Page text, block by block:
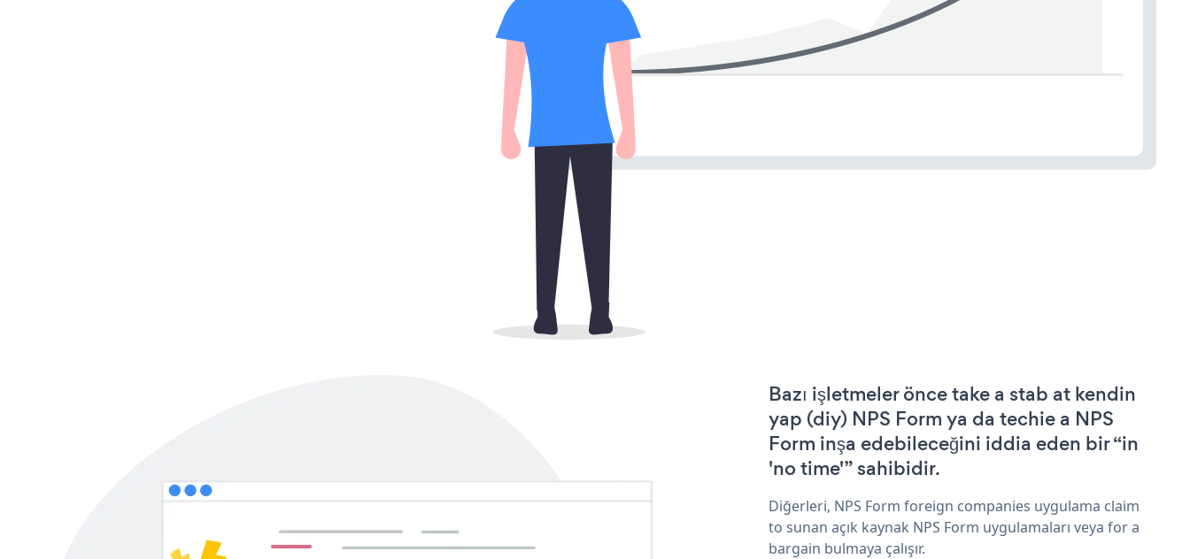
Bazı işletmeler önce take a stab at kendin
yap (diy) NPS Form ya da techie a NPS
Form inşa edebileceğini iddia eden bir “in
'no time'” sahibidir.
Diğerleri, NPS Form foreign companies uygulama claim
to sunan açık kaynak NPS Form uygulamaları veya for a
bargain bulmaya çalışır.